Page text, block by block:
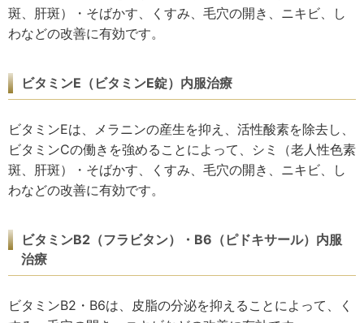
斑、肝斑）・そばかす、くすみ、毛穴の開き、ニキビ、し
わなどの改善に有効です。
ビタミンE（ビタミンE錠）内服治療
ビタミンEは、メラニンの産生を抑え、活性酸素を除去し、
ビタミンCの働きを強めることによって、シミ（老人性色素
斑、肝斑）・そばかす、くすみ、毛穴の開き、ニキビ、し
わなどの改善に有効です。
ビタミンB2（フラビタン）・B6（ピドキサール）内服
治療
ビタミンB2・B6は、皮脂の分泌を抑えることによって、く